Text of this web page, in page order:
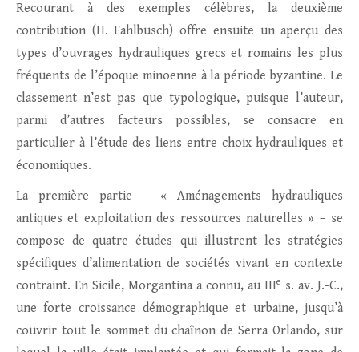
Recourant à des exemples célèbres, la deuxième
contribution (H. Fahlbusch) offre ensuite un aperçu des
types d’ouvrages hydrauliques grecs et romains les plus
fréquents de l’époque minoenne à la période byzantine. Le
classement n’est pas que typologique, puisque l’auteur,
parmi d’autres facteurs possibles, se consacre en
particulier à l’étude des liens entre choix hydrauliques et
économiques.
La première partie – « Aménagements hydrauliques
antiques et exploitation des ressources naturelles » – se
compose de quatre études qui illustrent les stratégies
spécifiques d’alimentation de sociétés vivant en contexte
contraint. En Sicile, Morgantina a connu, au IIIe s. av. J.-C.,
une forte croissance démographique et urbaine, jusqu’à
couvrir tout le sommet du chaînon de Serra Orlando, sur